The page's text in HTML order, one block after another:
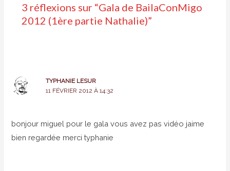
3 réflexions sur “Gala de BailaConMigo
2012 (1ère partie Nathalie)”
TYPHANIE LESUR
11 FÉVRIER 2012 À 14:32
bonjour miguel pour le gala vous avez pas vidéo jaime
bien regardée merci typhanie